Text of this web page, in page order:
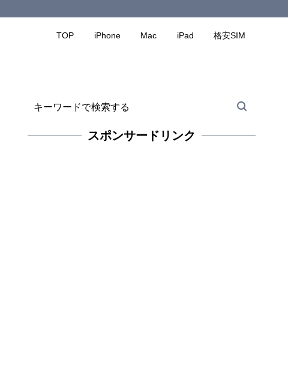
TOP iPhone Mac iPad 格安SIM
スポンサードリンク